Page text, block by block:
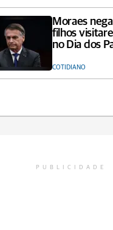
Moraes
filhos
no Dia dos
COTIDIANO
PUBLICIDADE